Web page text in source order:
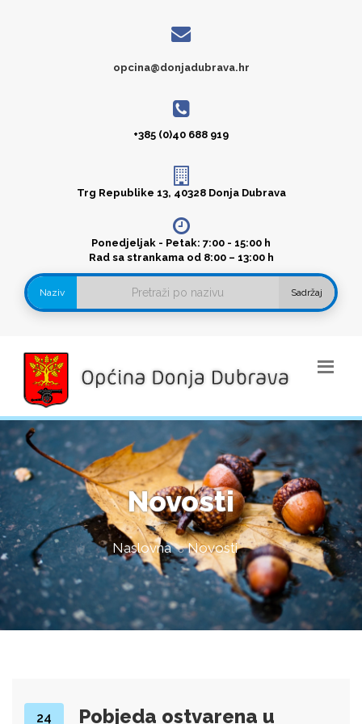
opcina@donjadubrava.hr
+385 (0)40 688 919
Trg Republike 13, 40328 Donja Dubrava
Ponedjeljak - Petak: 7:00 - 15:00 h
Rad sa strankama od 8:00 – 13:00 h
Naziv Sadržaj
Novosti
Naslovna Novosti
24 Pobjeda ostvarena u